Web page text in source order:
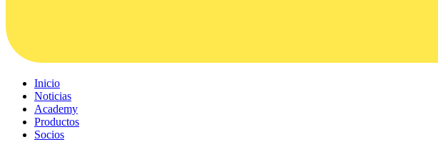
Inicio
Noticias
Academy
Productos
Socios